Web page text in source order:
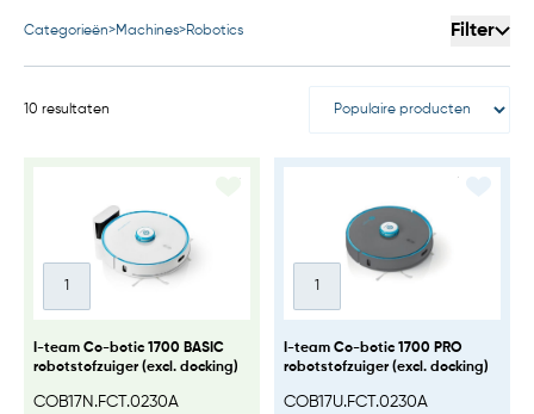
Categorieën>Machines>Robotics Filter
10 resultaten
I-team Co-botic 1700 BASIC
robotstofzuiger (excl. docking)
COB17N.FCT.0230A
I-team Co-botic 1700 PRO
robotstofzuiger (excl. docking)
COB17U.FCT.0230A